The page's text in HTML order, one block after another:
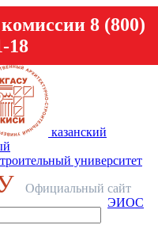
8 (800)
18
казанский
университет
Официальный сайт
ЭИОС